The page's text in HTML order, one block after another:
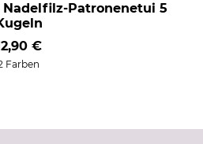
Patronenetui 5
€
Farben